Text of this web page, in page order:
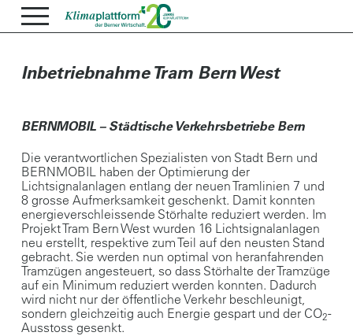
Inbetriebnahme Tram Bern West
BERNMOBIL – Städtische Verkehrsbetriebe Bern
Die verantwortlichen Spezialisten von Stadt Bern und
BERNMOBIL haben der Optimierung der
Lichtsignalanlagen entlang der neuen Tramlinien 7 und
8 grosse Aufmerksamkeit geschenkt. Damit konnten
energieverschleissende Störhalte reduziert werden. Im
Projekt Tram Bern West wurden 16 Lichtsignalanlagen
neu erstellt, respektive zum Teil auf den neusten Stand
gebracht. Sie werden nun optimal von heranfahrenden
Tramzügen angesteuert, so dass Störhalte der Tramzüge
auf ein Minimum reduziert werden konnten. Dadurch
wird nicht nur der öffentliche Verkehr beschleunigt,
sondern gleichzeitig auch Energie gespart und der CO2-
Ausstoss gesenkt.